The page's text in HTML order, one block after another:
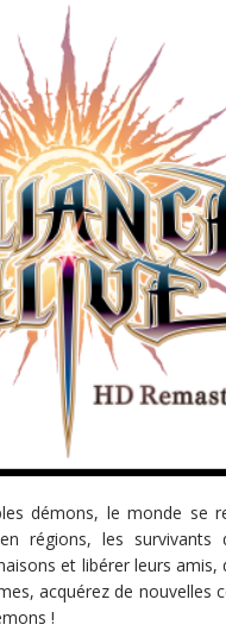
démons, le monde se
régions, les
et libérer leurs
acquérez de
!